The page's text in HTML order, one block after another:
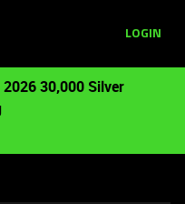
LOGIN
2026 30,000 Silver